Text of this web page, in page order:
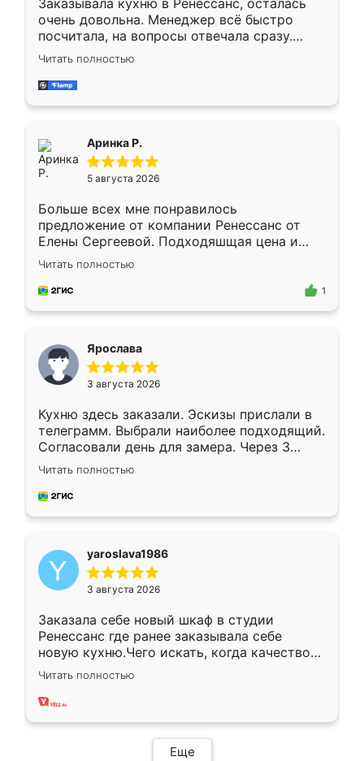
Заказывала кухню в Ренессанс, осталась
очень довольна. Менеджер всё быстро
посчитала, на вопросы отвечала сразу.
Замерщик приехал в субботу, подошёл к
делу со всей ответственностью. Собрали
за день, ребята работали аккуратно, даже
Читать полностью
Аринка Р.
5 августа 2026
Больше всех мне понравилось
предложение от компании Ренессанс от
Елены Сергеевой. Подходяшщая цена и
короткие сроки изготовления. Приехавший
для замера сотрудник Владислав
предложил по моему эскизу самый
Читать полностью
1
Ярослава
3 августа 2026
Кухню здесь заказали. Эскизы прислали в
телеграмм. Выбрали наиболее подходящий.
Согласовали день для замера. Через 3
недели кухня была уже готова. Остались
довольны работой. Спасибо Ренессанс
мебель за качественную работу!
Читать полностью
yaroslava1986
3 августа 2026
Заказала себе новый шкаф в студии
Ренессанс где ранее заказывала себе
новую кухню.Чего искать, когда качеством
вполне довольна. Служит кухня уже почти
два года, нареканий нет.
Читать полностью
Еще